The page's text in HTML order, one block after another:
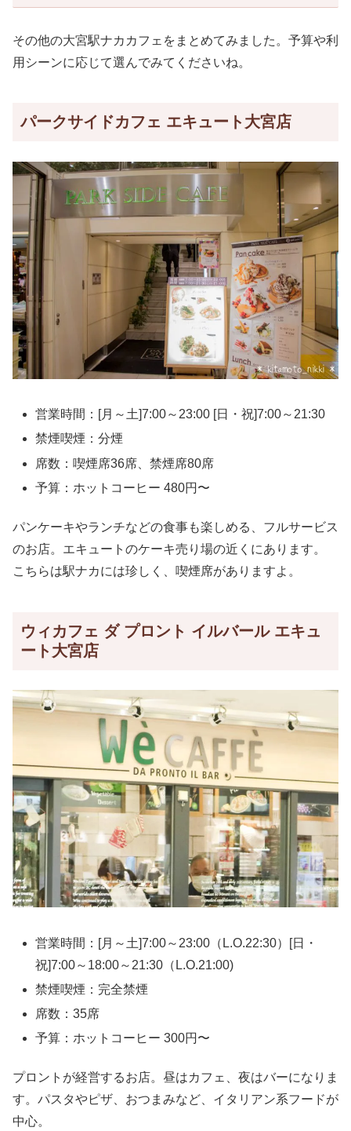
その他の大宮駅ナカカフェをまとめてみました。予算や利
用シーンに応じて選んでみてくださいね。
パークサイドカフェ エキュート大宮店
営業時間：[月～土]7:00～23:00 [日・祝]7:00～21:30
禁煙喫煙：分煙
席数：喫煙席36席、禁煙席80席
予算：ホットコーヒー 480円〜
パンケーキやランチなどの食事も楽しめる、フルサービス
のお店。エキュートのケーキ売り場の近くにあります。
こちらは駅ナカには珍しく、喫煙席がありますよ。
ウィカフェ ダ プロント イルバール エキュ
ート大宮店
営業時間：[月～土]7:00～23:00（L.O.22:30）[日・
祝]7:00～18:00～21:30（L.O.21:00)
禁煙喫煙：完全禁煙
席数：35席
予算：ホットコーヒー 300円〜
プロントが経営するお店。昼はカフェ、夜はバーになりま
す。パスタやピザ、おつまみなど、イタリアン系フードが
中心。